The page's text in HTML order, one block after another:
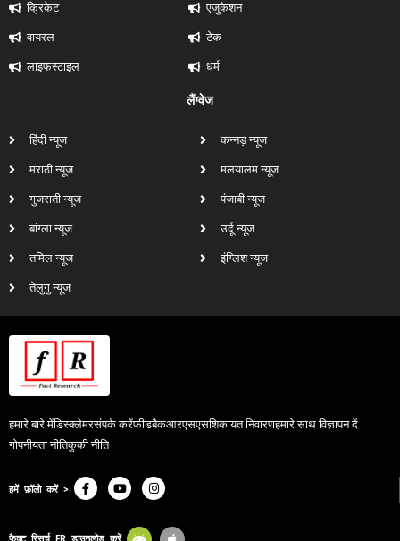
क्रिकेट
वायरल
लाइफस्टाइल
एजुकेशन
टेक
धर्म
लैंग्वेज
हिंदी न्यूज
मराठी न्यूज
गुजराती न्यूज
बांग्ला न्यूज
तमिल न्यूज
तेलुगु न्यूज
कन्नड़ न्यूज
मलयालम न्यूज
पंजाबी न्यूज
उर्दू न्यूज
इंग्लिश न्यूज
हमारे बारे मेंडिस्क्लेमरसंपर्क करेंफीडबैकआरएसएसशिकायत निवारणहमारे साथ विज्ञापन दें
गोपनीयता नीतिकुकी नीति
हमें फ़ॉलो करें >